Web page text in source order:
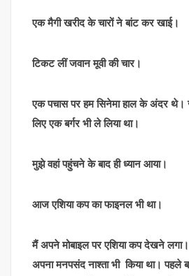
एक मैगी खरीद के चारों ने बांट कर खाई।
टिकट लीं जवान मूवी की चार।
एक पचास पर हम सिनेमा हाल के अंदर
लिए एक बर्गर भी ले लिया था।
मुझे वहां पहुंचने के बाद ही ध्यान आया।
आज एशिया कप का फाइनल भी था।
मैं अपने मोबाइल पर एशिया कप देखने
अपना मनपसंद नाश्ता भी किया था।